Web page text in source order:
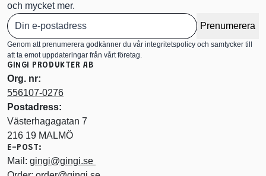
och mycket mer.
Prenumerera
Genom att prenumerera godkänner du vår integritetspolicy och samtycker till
att ta emot uppdateringar från vårt företag.
GINGI PRODUKTER AB
Org. nr:
556107-0276
Postadress:
Västerhagagatan 7
216 19 MALMÖ
E-POST:
Mail: gingi@gingi.se